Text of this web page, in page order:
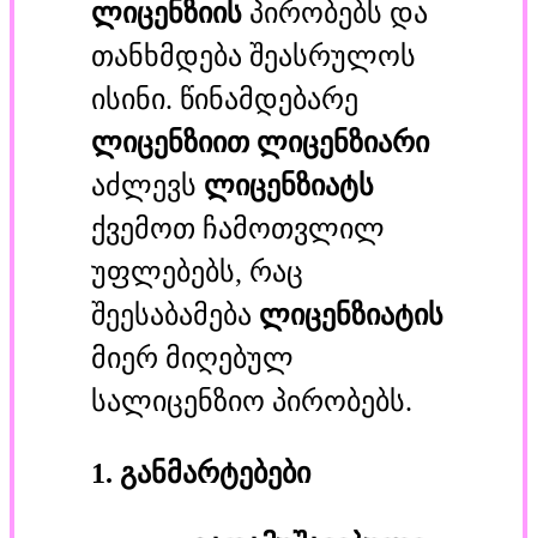
ლიცენზიის პირობებს და
თანხმდება შეასრულოს
ისინი. წინამდებარე
ლიცენზიით ლიცენზიარი
აძლევს ლიცენზიატს
ქვემოთ ჩამოთვლილ
უფლებებს, რაც
შეესაბამება ლიცენზიატის
მიერ მიღებულ
სალიცენზიო პირობებს.
1. განმარტებები